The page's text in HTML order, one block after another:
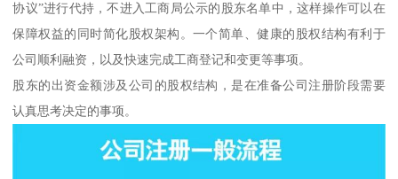
协议”进行代持，不进入工商局公示的股东名单中，这样操作可以在
保障权益的同时简化股权架构。一个简单、健康的股权结构有利于
公司顺利融资，以及快速完成工商登记和变更等事项。
股东的出资金额涉及公司的股权结构，是在准备公司注册阶段需要
认真思考决定的事项。